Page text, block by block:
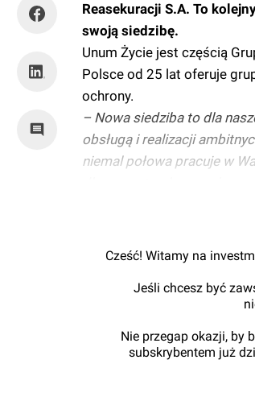
Reasekuracji S.A. To
swoją siedzibę.
Unum Życie jest częścią
Polsce od 25 lat oferuje
ochrony.
– Nowa siedziba to dla
obsługą i realizacji
niemal połowa pracuje w
Cześć! Witamy na
Jeśli chcesz być
Nie przegap okazji, by
subskrybentem już